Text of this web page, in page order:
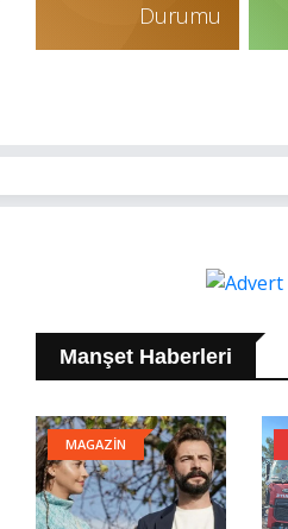
Durumu
Manşet Haberleri
MAGAZİN